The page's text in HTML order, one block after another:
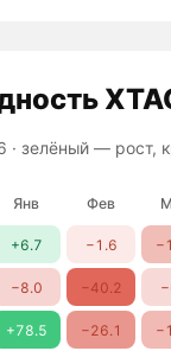
· зелёный — рост,
Янв Фев
+6.7 −1.6
−8.0 −40.2
+78.5 −26.1